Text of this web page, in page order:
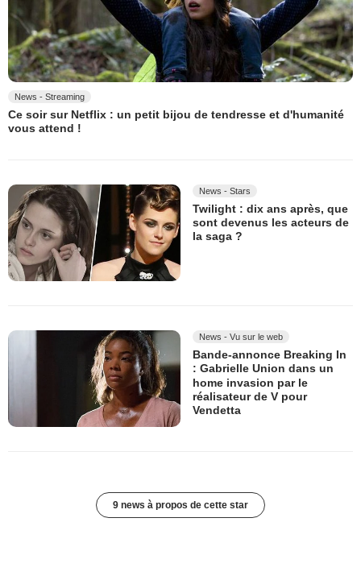
News - Streaming
Ce soir sur Netflix : un petit bijou de tendresse et d'humanité
vous attend !
News - Stars
Twilight : dix ans après, que
sont devenus les acteurs de
la saga ?
News - Vu sur le web
Bande-annonce Breaking In
: Gabrielle Union dans un
home invasion par le
réalisateur de V pour
Vendetta
9 news à propos de cette star